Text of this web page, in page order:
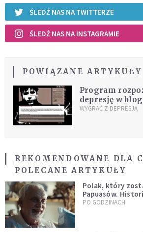
ŚLEDŹ NAS NA TWITTERZE
ŚLEDŹ NAS NA INSTAGRAMIE
POWIĄZANE ARTYKUŁY
Program
depresję w
WYGRAĆ Z DEPRESJĄ
REKOMENDOWANE DLA
POLECANE ARTYKUŁY
Polak, który
Papuasów.
sutannie, który
PO GODZINACH